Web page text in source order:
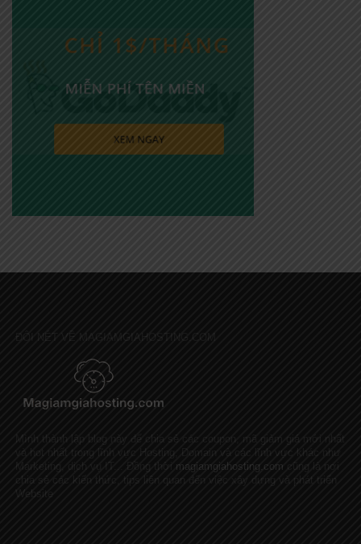
ĐÔI NÉT VỀ MAGIAMGIAHOSTING.COM
Mình thành lập blog này để chia sẻ các coupon, mã giảm giá mới nhất
và hot nhất trong lĩnh vực Hosting, Domain và các lĩnh vực khác như
Marketing, dịch vụ IT... Đồng thời magiamgiahosting.com cũng là nơi
chia sẻ các kiến thức, tips liên quan đến việc xây dựng và phát triển
Website